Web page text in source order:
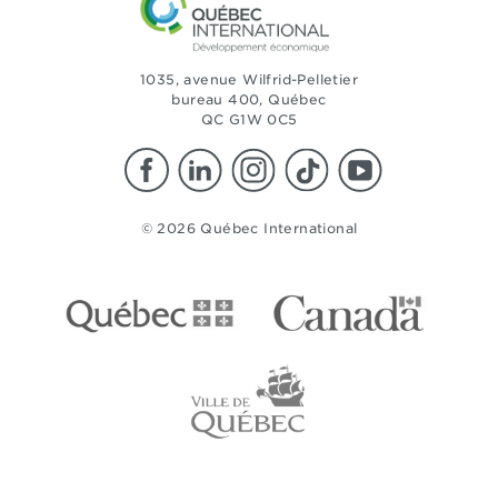
1035, avenue Wilfrid-Pelletier
bureau 400, Québec
QC G1W 0C5
© 2026 Québec International